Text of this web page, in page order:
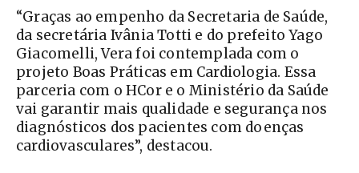
“Graças ao empenho da Secretaria de Saúde,
da secretária Ivânia Totti e do prefeito Yago
Giacomelli, Vera foi contemplada com o
projeto Boas Práticas em Cardiologia. Essa
parceria com o HCor e o Ministério da Saúde
vai garantir mais qualidade e segurança nos
diagnósticos dos pacientes com doenças
cardiovasculares”, destacou.